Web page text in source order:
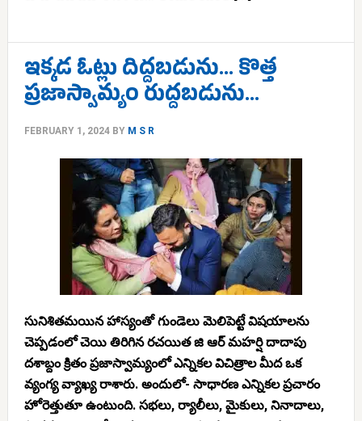
ఇక్కడ ఓట్లు దిద్దబడును… కొత్త
ప్రజాస్వామ్యం రుద్దబడును…
FEBRUARY 1, 2024BY M S R
సునిశితమయిన హాస్యంతో గుండెలు మెలిపెట్టే విషయాలను
చెప్పడంలో చెయి తిరిగిన రచయిత జి ఆర్ మహర్షి దాదాపు
దశాబ్దం క్రితం ప్రజాస్వామ్యంలో ఎన్నికల విచిత్రాల మీద ఒక
వ్యంగ్య వ్యాఖ్య రాశారు. అందులో- సాధారణ ఎన్నికల ప్రచారం
హోరెత్తుతూ ఉంటుంది. సభలు, ర్యాలీలు, మైకులు, నినాదాలు,